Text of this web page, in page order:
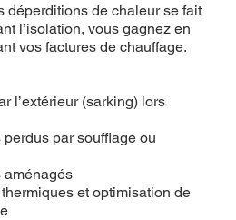
déperditions de chaleur se fait
l’isolation, vous gagnez en
vos factures de chauffage.
l’extérieur (sarking) lors
par soufflage ou
aménagés
et optimisation de